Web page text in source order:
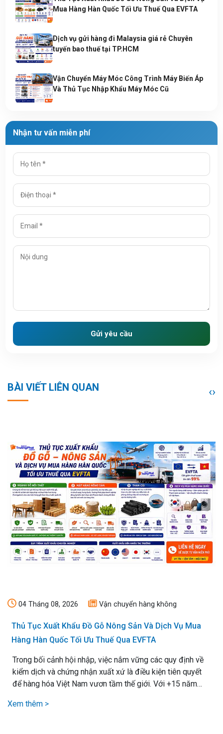
Mua Hàng Hàn Quốc Tối Ưu Thuế Qua EVFTA
Dịch vụ gửi hàng đi Malaysia giá rẻ Chuyên
tuyến bao thuế tại TP.HCM
Vận Chuyển Máy Móc Công Trình Máy Biến Áp
Và Thủ Tục Nhập Khẩu Máy Móc Cũ
Nhận tư vấn miễn phí
Gửi yêu cầu
BÀI VIẾT LIÊN QUAN
04 Tháng 08, 2026 Vận chuyển hàng không
Thủ Tục Xuất Khẩu Đồ Gỗ Nông Sản Và Dịch Vụ Mua
Hàng Hàn Quốc Tối Ưu Thuế Qua EVFTA
Trong bối cảnh hội nhập, việc nắm vững các quy định về
kiểm dịch và chứng nhận xuất xứ là điều kiện tiên quyết
để hàng hóa Việt Nam vươn tầm thế giới. Với +15 năm
tôi cam kết mang lại giải pháp vận chuyển hiệu quả nhất,.
Xem thêm >
‹›